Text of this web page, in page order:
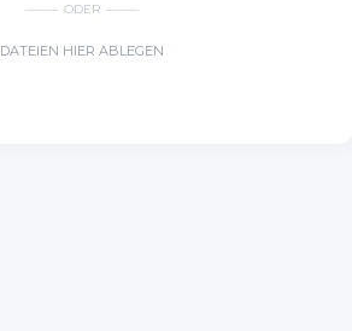
ODER
DATEIEN HIER ABLEGEN